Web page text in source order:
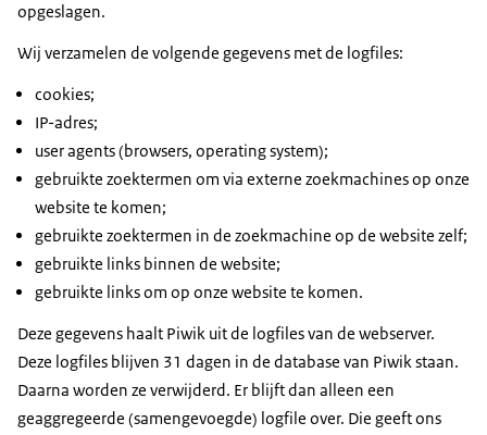
opgeslagen.
Wij verzamelen de volgende gegevens met de logfiles:
cookies;
IP-adres;
user agents (browsers, operating system);
gebruikte zoektermen om via externe zoekmachines op onze
website te komen;
gebruikte zoektermen in de zoekmachine op de website zelf;
gebruikte links binnen de website;
gebruikte links om op onze website te komen.
Deze gegevens haalt Piwik uit de logfiles van de webserver.
Deze logfiles blijven 31 dagen in de database van Piwik staan.
Daarna worden ze verwijderd. Er blijft dan alleen een
geaggregeerde (samengevoegde) logfile over. Die geeft ons